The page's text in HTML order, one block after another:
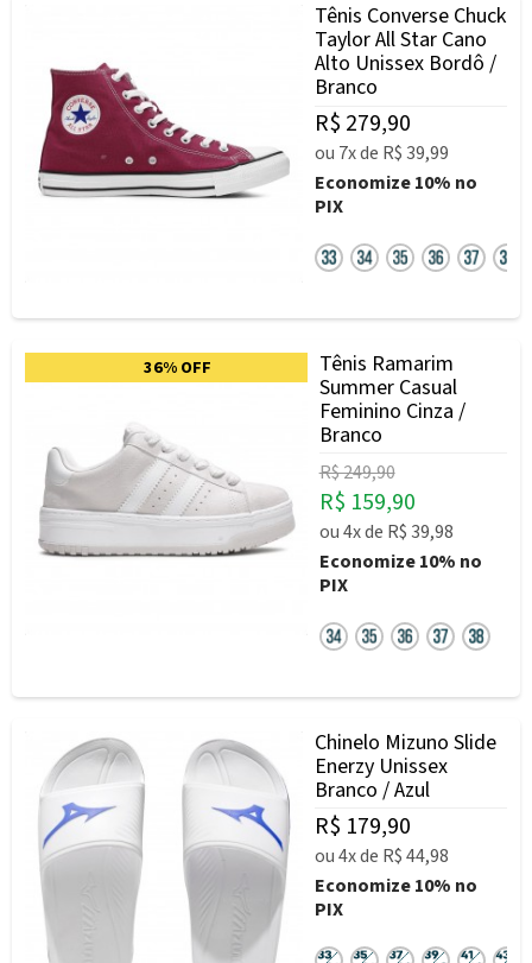
Tênis Converse Chuck
Taylor All Star Cano
Alto Unissex Bordô /
Branco
R$ 279,90
ou 7xde R$ 39,99
Economize10% no
PIX
36% OFF
Tênis Ramarim
Summer Casual
Feminino Cinza /
Branco
R$ 249,90
R$ 159,90
ou4xde R$ 39,98
Economize10% no
PIX
Chinelo Mizuno Slide
Enerzy Unissex
Branco / Azul
R$ 179,90
ou4xde R$ 44,98
Economize10% no
PIX